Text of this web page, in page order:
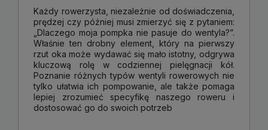
Każdy rowerzysta, niezależnie od doświadczenia,
prędzej czy później musi zmierzyć się z pytaniem:
„Dlaczego moja pompka nie pasuje do wentyla?”.
Właśnie ten drobny element, który na pierwszy
rzut oka może wydawać się mało istotny, odgrywa
kluczową rolę w codziennej pielęgnacji kół.
Poznanie różnych typów wentyli rowerowych nie
tylko ułatwia ich pompowanie, ale także pomaga
lepiej zrozumieć specyfikę naszego roweru i
dostosować go do swoich potrzeb